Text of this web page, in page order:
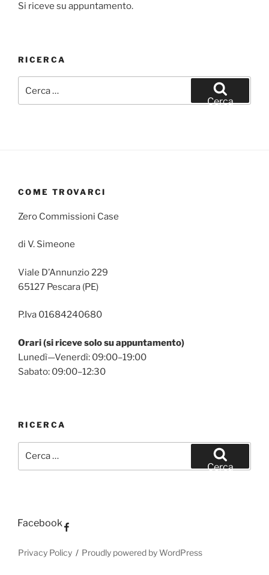
Si riceve su appuntamento.
RICERCA
Cerca
COME TROVARCI
Zero Commissioni Case
di V. Simeone
Viale D’Annunzio 229
65127 Pescara (PE)
P.Iva 01684240680
Orari (si riceve solo su appuntamento)
Lunedì—Venerdì: 09:00–19:00
Sabato: 09:00–12:30
RICERCA
Cerca
Facebook
Privacy Policy Proudly powered by WordPress